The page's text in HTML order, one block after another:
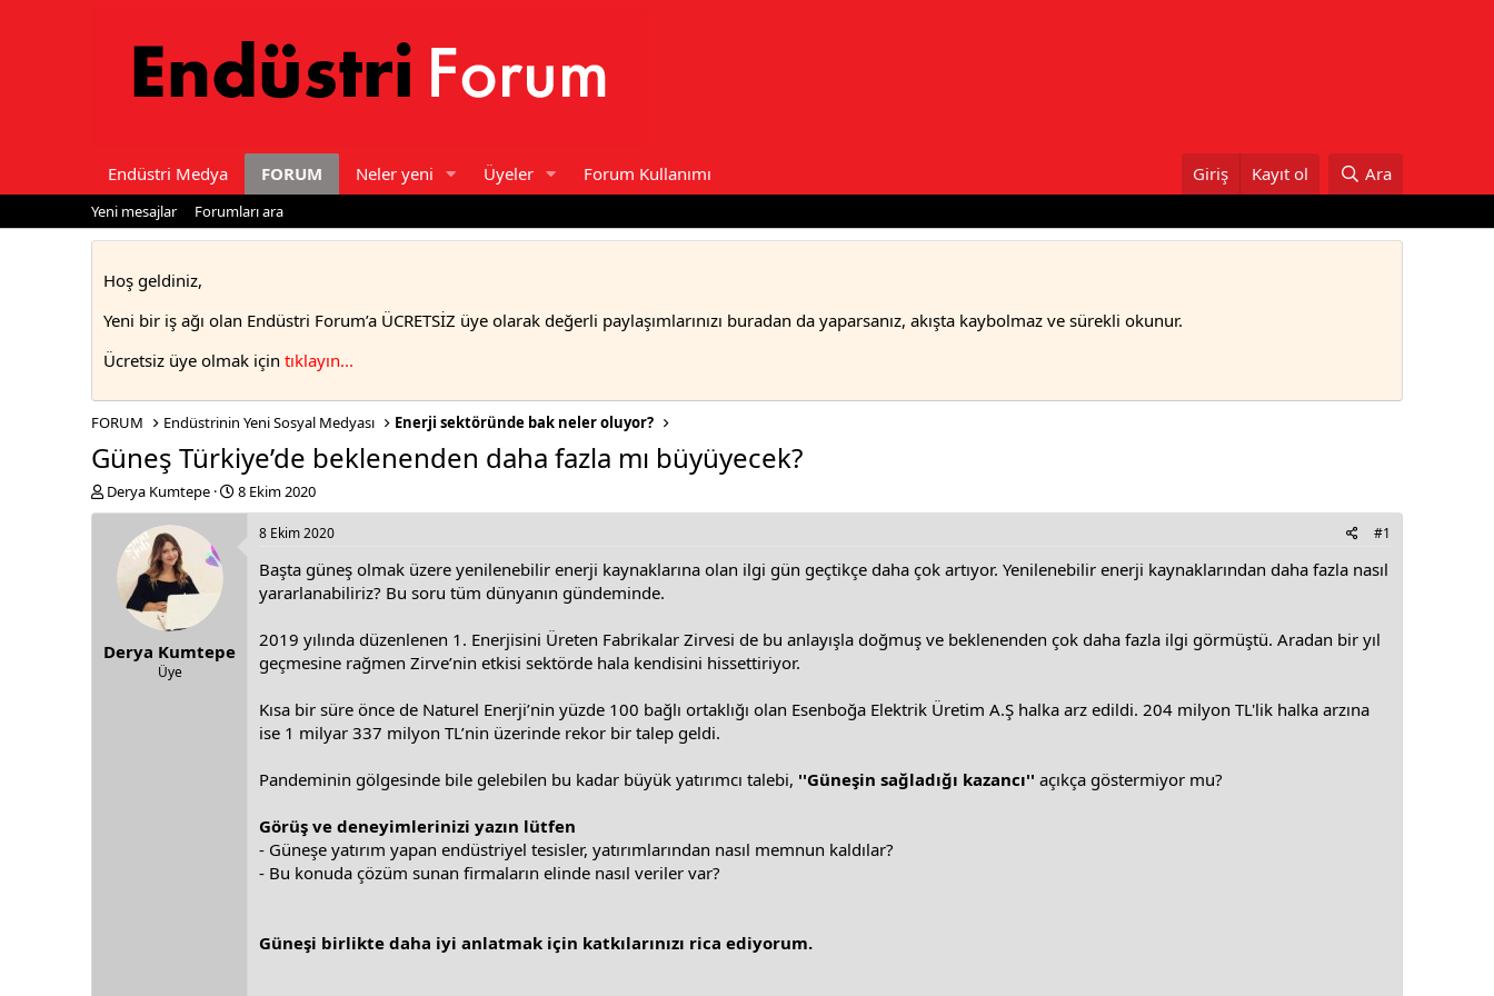
Endüstri Medya FORUM Neler yeni Üyeler Forum Kullanımı Giriş Kayıt ol Ara
Yeni mesajlar Forumları ara
Hoş geldiniz,
Yeni bir iş ağı olan Endüstri Forum’a ÜCRETSİZ üye olarak değerli paylaşımlarınızı buradan da yaparsanız, akışta kaybolmaz ve sürekli okunur.
Ücretsiz üye olmak için tıklayın...
FORUM Endüstrinin Yeni Sosyal Medyası Enerji sektöründe bak neler oluyor?
Güneş Türkiye’de beklenenden daha fazla mı büyüyecek?
T
h
a
Derya Kumtepe
S
t
8 Ekim 2020
Derya Kumtepe
Üye
8 Ekim 2020 #1
Başta güneş olmak üzere yenilenebilir enerji kaynaklarına olan ilgi gün geçtikçe daha çok artıyor. Yenilenebilir enerji kaynaklarından daha fazla nasıl
yararlanabiliriz? Bu soru tüm dünyanın gündeminde.
2019 yılında düzenlenen 1. Enerjisini Üreten Fabrikalar Zirvesi de bu anlayışla doğmuş ve beklenenden çok daha fazla ilgi görmüştü. Aradan bir yıl
geçmesine rağmen Zirve’nin etkisi sektörde hala kendisini hissettiriyor.
Kısa bir süre önce de Naturel Enerji’nin yüzde 100 bağlı ortaklığı olan Esenboğa Elektrik Üretim A.Ş halka arz edildi. 204 milyon TL'lik halka arzına
ise 1 milyar 337 milyon TL’nin üzerinde rekor bir talep geldi.
Pandeminin gölgesinde bile gelebilen bu kadar büyük yatırımcı talebi, ''Güneşin sağladığı kazancı'' açıkça göstermiyor mu?
Görüş ve deneyimlerinizi yazın lütfen
- Güneşe yatırım yapan endüstriyel tesisler, yatırımlarından nasıl memnun kaldılar?
- Bu konuda çözüm sunan firmaların elinde nasıl veriler var?
Güneşi birlikte daha iyi anlatmak için katkılarınızı rica ediyorum.